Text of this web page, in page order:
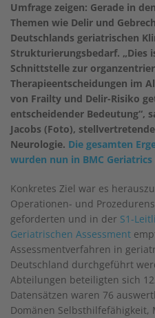
Umfrage zeigen: Gerade in
Themen wie Delir und
Deutschlands geriatrischen
Strukturierungsbedarf. „Dies
Schnittstelle zur
Therapieentscheidungen im
von Frailty und Delir-Risiko
entscheidender Bedeutung“,
Jacobs (Foto),
Neurologie. Die gesamten
wurden nun in BMC
Konkretes Ziel war es
Operationen- und
geforderten und in der S1-
Geriatrischen Assessment
Assessmentverfahren in
Deutschland durchgeführt
Abteilungen beteiligten sich
Datensätzen waren 76
Domänen Selbsthilfefähigkeit,